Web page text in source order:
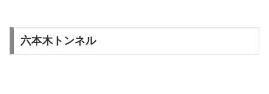
六本木トンネル